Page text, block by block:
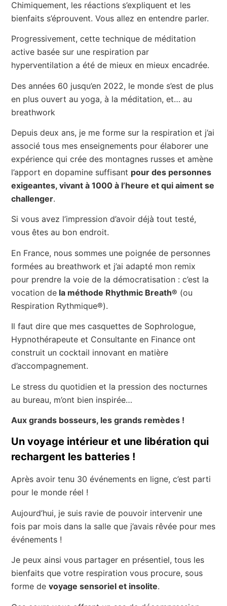
Chimiquement, les réactions s’expliquent et les
bienfaits s’éprouvent. Vous allez en entendre parler.
Progressivement, cette technique de méditation
active basée sur une respiration par
hyperventilation a été de mieux en mieux encadrée.
Des années 60 jusqu’en 2022, le monde s’est de plus
en plus ouvert au yoga, à la méditation, et… au
breathwork
Depuis deux ans, je me forme sur la respiration et j’ai
associé tous mes enseignements pour élaborer une
expérience qui crée des montagnes russes et amène
l’apport en dopamine suffisant pour des personnes
exigeantes, vivant à 1000 à l’heure et qui aiment se
challenger.
Si vous avez l’impression d’avoir déjà tout testé,
vous êtes au bon endroit.
En France, nous sommes une poignée de personnes
formées au breathwork et j’ai adapté mon remix
pour prendre la voie de la démocratisation : c’est la
vocation de la méthode Rhythmic Breath® (ou
Respiration Rythmique®).
Il faut dire que mes casquettes de Sophrologue,
Hypnothérapeute et Consultante en Finance ont
construit un cocktail innovant en matière
d’accompagnement.
Le stress du quotidien et la pression des nocturnes
au bureau, m’ont bien inspirée…
Aux grands bosseurs, les grands remèdes !
Un voyage intérieur et une libération qui
rechargent les batteries !
Après avoir tenu 30 événements en ligne, c’est parti
pour le monde réel !
Aujourd’hui, je suis ravie de pouvoir intervenir une
fois par mois dans la salle que j’avais rêvée pour mes
événements !
Je peux ainsi vous partager en présentiel, tous les
bienfaits que votre respiration vous procure, sous
forme devoyage sensoriel et insolite.